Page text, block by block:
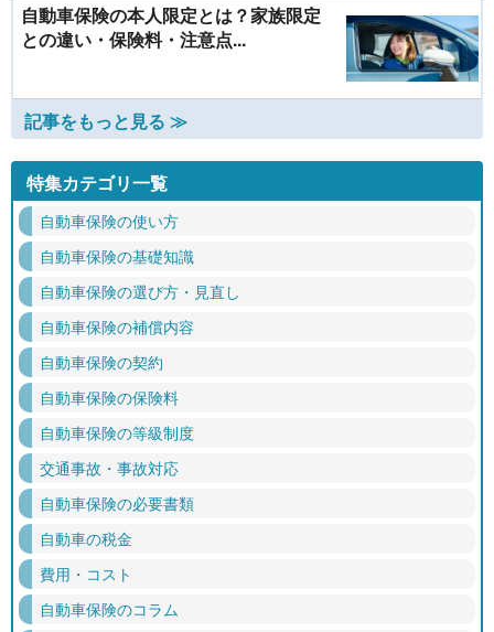
自動車保険の本人限定とは？家族限定
との違い・保険料・注意点...
記事をもっと見る ≫
特集カテゴリ一覧
自動車保険の使い方
自動車保険の基礎知識
自動車保険の選び方・見直し
自動車保険の補償内容
自動車保険の契約
自動車保険の保険料
自動車保険の等級制度
交通事故・事故対応
自動車保険の必要書類
自動車の税金
費用・コスト
自動車保険のコラム